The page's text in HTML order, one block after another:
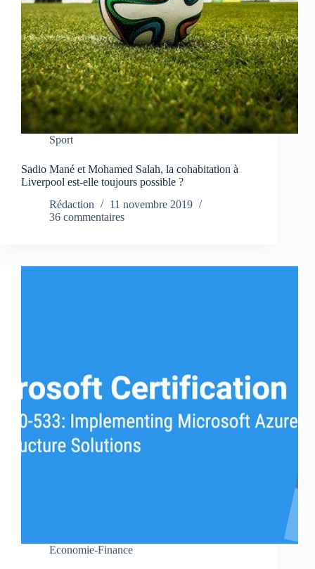
Sport
Sadio Mané et Mohamed Salah, la cohabitation à
Liverpool est-elle toujours possible ?
Rédaction
11 novembre 2019
36 commentaires
Economie-Finance